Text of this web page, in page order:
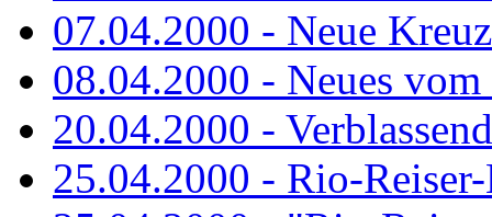
07.04.2000 - Neue
08.04.2000 - Neues
20.04.2000 -
25.04.2000 - Rio-